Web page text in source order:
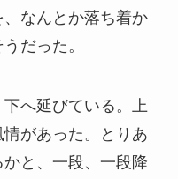
なんとか落ち着か
だった。
へ延びている。上
があった。とりあ
と、一段、一段降